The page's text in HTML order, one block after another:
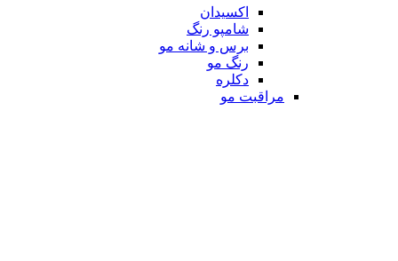
اکسیدان
شامپو رنگ
برس و شانه مو
رنگ مو
دکلره
مراقبت مو